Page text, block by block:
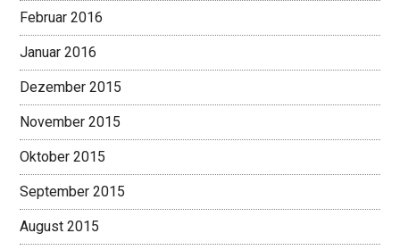
Februar 2016
Januar 2016
Dezember 2015
November 2015
Oktober 2015
September 2015
August 2015